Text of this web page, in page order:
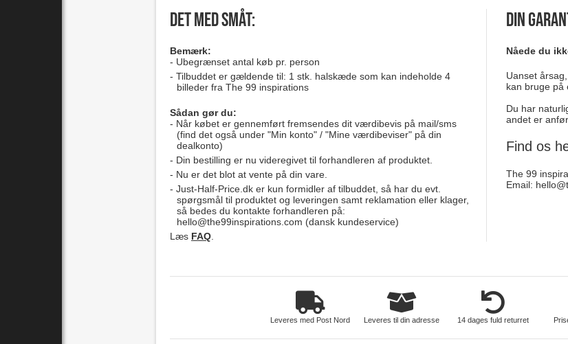
Det med småt:
Bemærk:
Ubegrænset antal køb pr. person
Tilbuddet er gældende til: 1 stk. halskæde som kan indeholde 4
billeder fra The 99 inspirations
Sådan gør du:
Når købet er gennemført fremsendes dit værdibevis på mail/sms
(find det også under "Min konto" / "Mine værdibeviser" på din
dealkonto)
Din bestilling er nu videregivet til forhandleren af produktet.
Nu er det blot at vente på din vare.
Just-Half-Price.dk er kun formidler af tilbuddet, så har du evt.
spørgsmål til produktet og leveringen samt reklamation eller klager,
så bedes du kontakte forhandleren på:
hello@the99inspirations.com (dansk kundeservice)
Læs FAQ
Din
Nåede du
Uanset
kan bruge på
Du har
andet er
Find os
The 99
Email:
Leveres med Post Nord Leveres til din adresse 14 dages fuld returret